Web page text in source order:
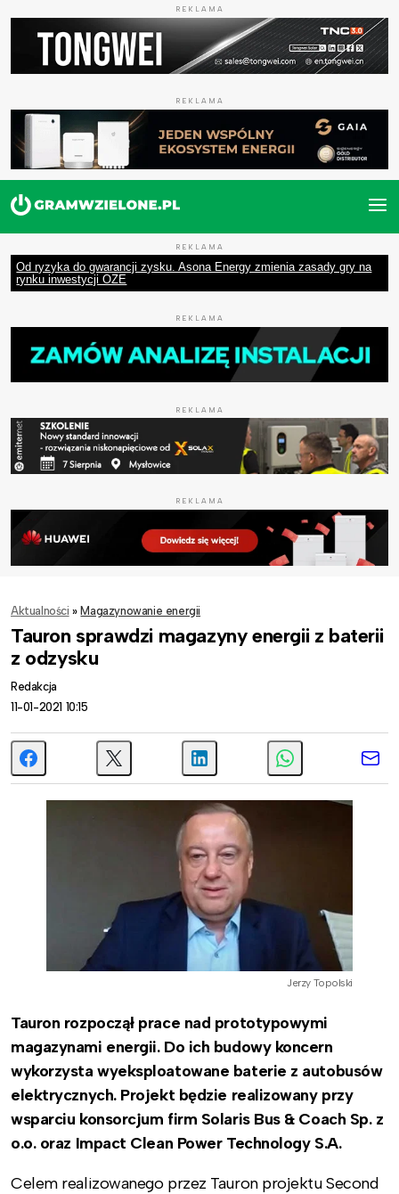
REKLAMA
REKLAMA
REKLAMA
Od ryzyka do gwarancji zysku. Asona Energy zmienia zasady gry na
rynku inwestycji OZE
REKLAMA
REKLAMA
REKLAMA
Aktualności » Magazynowanie energii
Tauron sprawdzi magazyny energii z baterii
z odzysku
Redakcja
11-01-2021 10:15
Jerzy Topolski
Tauron rozpoczął prace nad prototypowymi
magazynami energii. Do ich budowy koncern
wykorzysta wyeksploatowane baterie z autobusów
elektrycznych. Projekt będzie realizowany przy
wsparciu konsorcjum firm Solaris Bus & Coach Sp. z
o.o. oraz Impact Clean Power Technology S.A.
Celem realizowanego przez Tauron projektu Second